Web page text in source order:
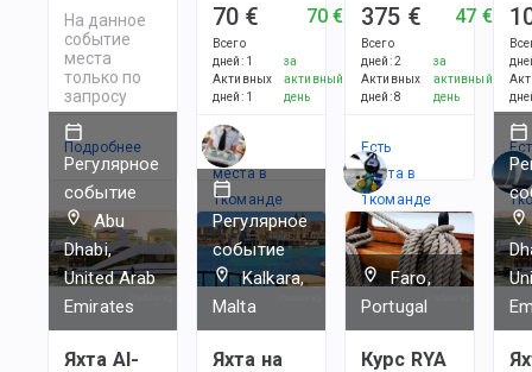
На данное
событие
места
только по
запросу
Подробнее
70 €
Всего
дней: 1
Активных
дней: 1
70 €
за
активный
день
Есть
места в
1командe
375 €
Всего
дней:2
Активных
дней:8
47 €
за
активный
день
Есть
места в
1командe
1
Регулярное
событие
Abu
Dhabi,
United Arab
Emirates
Яхта Al-
Регулярное
событие
Kalkara,
Malta
Яхта на
Faro,
Portugal
Курс RYA